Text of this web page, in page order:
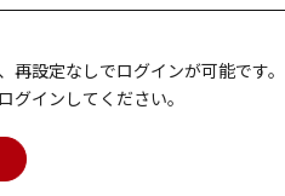
設定なしでログインが可能です。
インしてください。